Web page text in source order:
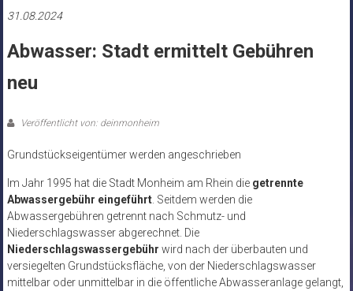
31.08.2024
Abwasser: Stadt ermittelt Gebühren
neu
Veröffentlicht von: deinmonheim
Grundstückseigentümer werden angeschrieben
Im Jahr 1995 hat die Stadt Monheim am Rhein die getrennte
Abwassergebühr eingeführt. Seitdem werden die
Abwassergebühren getrennt nach Schmutz- und
Niederschlagswasser abgerechnet. Die
Niederschlagswassergebühr wird nach der überbauten und
versiegelten Grundstücksfläche, von der Niederschlagswasser
mittelbar oder unmittelbar in die öffentliche Abwasseranlage gelangt,